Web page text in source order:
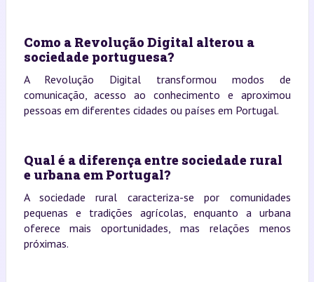
Como a Revolução Digital alterou a
sociedade portuguesa?
A Revolução Digital transformou modos de
comunicação, acesso ao conhecimento e aproximou
pessoas em diferentes cidades ou países em Portugal.
Qual é a diferença entre sociedade rural
e urbana em Portugal?
A sociedade rural caracteriza-se por comunidades
pequenas e tradições agrícolas, enquanto a urbana
oferece mais oportunidades, mas relações menos
próximas.